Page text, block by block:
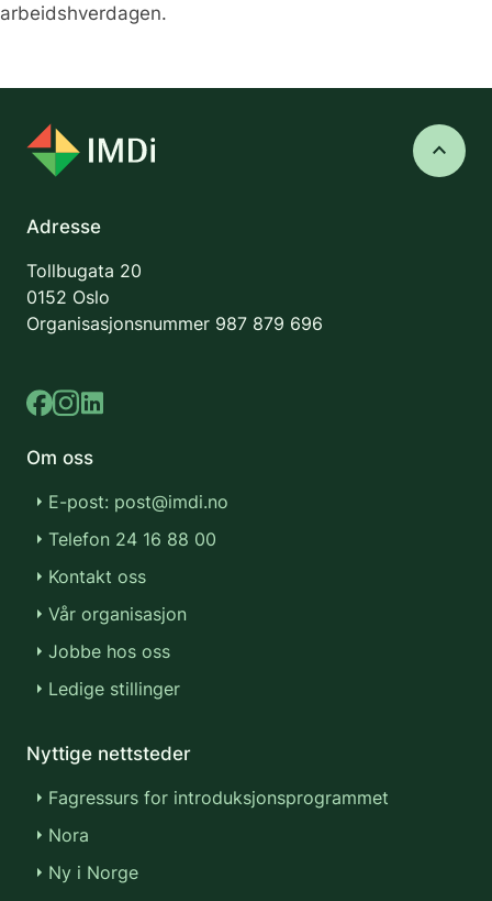
arbeidshverdagen.
keyboard_arrow_up
Adresse
Tollbugata 20
0152 Oslo
Organisasjonsnummer 987 879 696
Om oss
E-post: post@imdi.no
Telefon 24 16 88 00
Kontakt oss
Vår organisasjon
Jobbe hos oss
Ledige stillinger
Nyttige nettsteder
Fagressurs for introduksjonsprogrammet
Nora
Ny i Norge